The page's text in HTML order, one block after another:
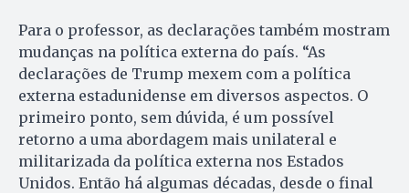
Para o professor, as declarações também mostram
mudanças na política externa do país. “As
declarações de Trump mexem com a política
externa estadunidense em diversos aspectos. O
primeiro ponto, sem dúvida, é um possível
retorno a uma abordagem mais unilateral e
militarizada da política externa nos Estados
Unidos. Então há algumas décadas, desde o final